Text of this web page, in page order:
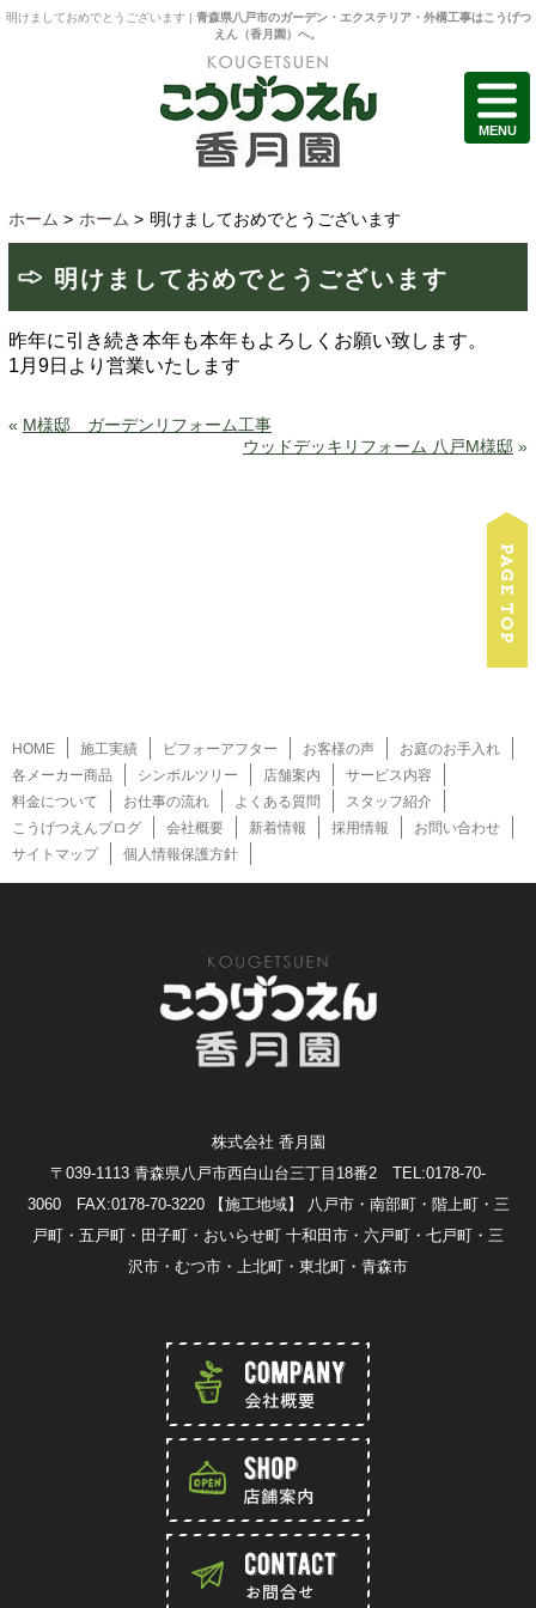
明けましておめでとうございます | 青森県八戸市のガーデン・エクステリア・外構工事はこうげつ
えん（香月園）へ。
ホーム > ホーム > 明けましておめでとうございます
明けましておめでとうございます
昨年に引き続き本年も本年もよろしくお願い致します。
1月9日より営業いたします
« М様邸 ガーデンリフォーム工事
ウッドデッキリフォーム 八戸M様邸 »
HOME 施工実績 ビフォーアフター お客様の声
お庭のお手入れ
各メーカー商品
シンボルツリー 店舗案内
サービス内容
料金について
お仕事の流れ よくある質問
スタッフ紹介
こうげつえんブログ
会社概要 新着情報 採用情報
お問い合わせ
サイトマップ
個人情報保護方針
株式会社 香月園
〒039-1113 青森県八戸市西白山台三丁目18番2 TEL:0178-70-
3060 FAX:0178-70-3220
【施工地域】 八戸市・南部町・階上町・三
戸町・五戸町・田子町・おいらせ町 十和田市・六戸町・七戸町・三
沢市・むつ市・上北町・東北町・青森市
MENU